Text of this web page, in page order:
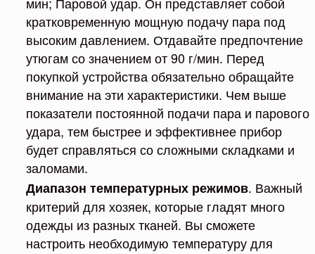
кратковременную мощную подачу пара под
высоким давлением. Отдавайте предпочтение
утюгам со значением от 90 г/мин. Перед
покупкой устройства обязательно обращайте
внимание на эти характеристики. Чем выше
показатели постоянной подачи пара и парового
удара, тем быстрее и эффективнее прибор
будет справляться со сложными складками и
заломами.
Диапазон температурных режимов. Важный
критерий для хозяек, которые гладят много
одежды из разных тканей. Вы сможете
настроить необходимую температуру для